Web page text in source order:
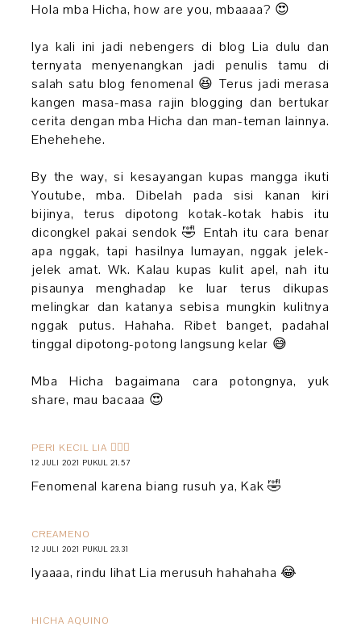
Hola mba Hicha, how are you, mbaaaa? 😍
Iya kali ini jadi nebengers di blog Lia dulu dan
ternyata menyenangkan jadi penulis tamu di
salah satu blog fenomenal 😆 Terus jadi merasa
kangen masa-masa rajin blogging dan bertukar
cerita dengan mba Hicha dan man-teman lainnya.
Ehehehehe.
By the way, si kesayangan kupas mangga ikuti
Youtube, mba. Dibelah pada sisi kanan kiri
bijinya, terus dipotong kotak-kotak habis itu
dicongkel pakai sendok 🤣 Entah itu cara benar
apa nggak, tapi hasilnya lumayan, nggak jelek-
jelek amat. Wk. Kalau kupas kulit apel, nah itu
pisaunya menghadap ke luar terus dikupas
melingkar dan katanya sebisa mungkin kulitnya
nggak putus. Hahaha. Ribet banget, padahal
tinggal dipotong-potong langsung kelar 😅
Mba Hicha bagaimana cara potongnya, yuk
share, mau bacaaa 😍
PERI KECIL LIA 🧚🏻‍♀️
12 JULI 2021 PUKUL 21.57
Fenomenal karena biang rusuh ya, Kak 🤣
CREAMENO
12 JULI 2021 PUKUL 23.31
Iyaaaa, rindu lihat Lia merusuh hahahaha 😂
HICHA AQUINO